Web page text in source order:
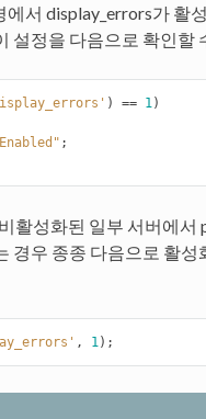
에서 display_errors가 활
설정을 다음으로 확인할
) == 1)
;
활성화된 일부 서버에서
경우 종종 다음으로 활성
, 1);